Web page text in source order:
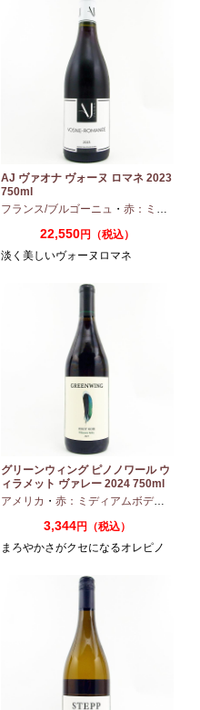
・ピノノワール
AJ ヴァオナ ヴォーヌ ロマネ 2023
750ml
フランス/ブルゴーニュ ・ 赤：ミディアムボディ
22,550円（税込）
淡く美しいヴォーヌロマネ
・ ピノノワール
グリーンウィング ピノノワール ウ
ィラメット ヴァレー 2024 750ml
アメリカ ・ 赤：ミディアムボディ
3,344円（税込）
まろやかさがクセになるオレピノ